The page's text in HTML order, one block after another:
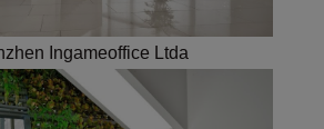
Ingameoffice Ltda